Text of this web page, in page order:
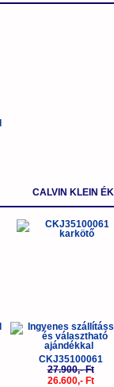
CALVIN KLEIN
-
CKJ35100061
27.900,- Ft
26.600,- Ft